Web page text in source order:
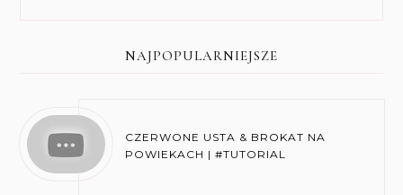
NAJPOPULARNIEJSZE
CZERWONE USTA & BROKAT NA
POWIEKACH | #TUTORIAL